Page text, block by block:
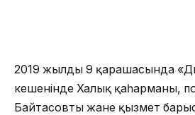
2019 жылдың 9 қарашасында
кешенінде Халық қаһарманы,
Байтасовты жане қызмет